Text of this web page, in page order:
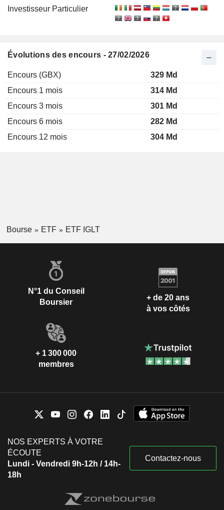
Investisseur Particulier
Évolutions des encours - 27/02/2026
Encours (GBX)
329 Md
Encours 1 mois
314 Md
Encours 3 mois
301 Md
Encours 6 mois
282 Md
Encours 12 mois
304 Md
Bourse ETF ETF IGLT
N°1 du Conseil
Boursier
+ de 20 ans
à vos côtés
+ 1 300 000
membres
NOS EXPERTS À VOTRE
ÉCOUTE
Lundi - Vendredi 9h-12h / 14h-
18h
Contactez-nous